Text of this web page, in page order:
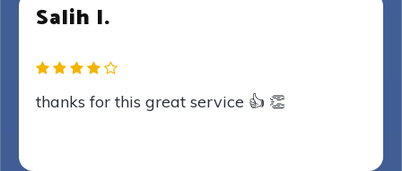
Salih I.
thanks for this great service 👍 👏